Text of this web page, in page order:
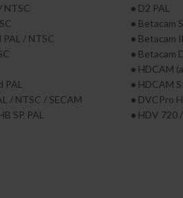
Haben Sie den Benutzernamen vergessen?
Haben Sie das Passwort vergessen?
NTSC
● D2 PAL
● Betacam
/ NTSC
● Betacam
● Betacam
● HDCAM
PAL
● HDCAM
/ NTSC / SECAM
● DVCPro
SP PAL
● HDV 720